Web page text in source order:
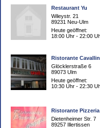
Restaurant Yu
Wileystr. 21
89231 Neu-Ulm
Heute geöffnet:
18:00 Uhr - 22:00
Ristorante
Glöcklerstraße 6
89073 Ulm
Heute geöffnet:
10:30 Uhr - 22:30
Ristorante
Dietenheimer Str. 7
89257 Illertissen